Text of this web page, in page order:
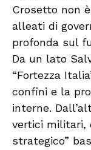
Crosetto non
alleati di
profonda sul
Da un lato
“Fortezza
confini e la
interne.
vertici militari,
strategico”